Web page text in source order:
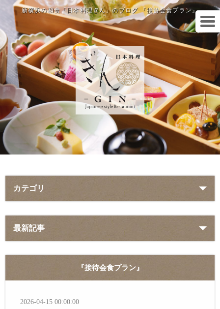
新横浜の和食「日本料理ぎん」のブログ 『接待会食プラン』
カテゴリ
最新記事
『接待会食プラン』
2026-04-15 00:00:00